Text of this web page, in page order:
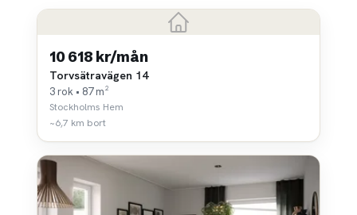
10 618 kr/mån
Torvsätravägen 14
3 rok • 87 m²
Stockholms Hem
~6,7 km bort